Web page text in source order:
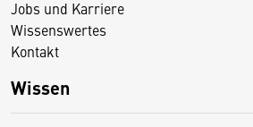
Jobs und Karriere
Wissenswertes
Kontakt
Wissen